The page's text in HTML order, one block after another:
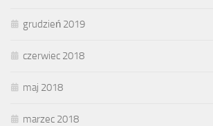
grudzień 2019
czerwiec 2018
maj 2018
marzec 2018